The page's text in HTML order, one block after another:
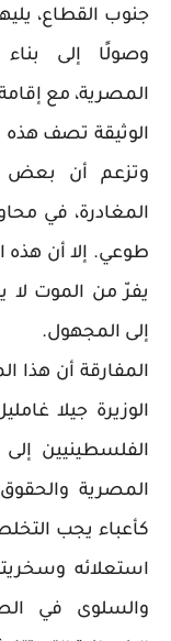
جنوب القطاع،
وصولًا إلى
المصرية، مع
الوثيقة تصف هذه
وتزعم أن بعض
المغادرة، في
طوعي. إلا أن هذه
يفرّ من الموت لا
إلى المجهول.
المفارقة أن هذا
الوزيرة جيلا
الفلسطينيين
المصرية
كأعباء يجب
استعلائه
والسلوى في